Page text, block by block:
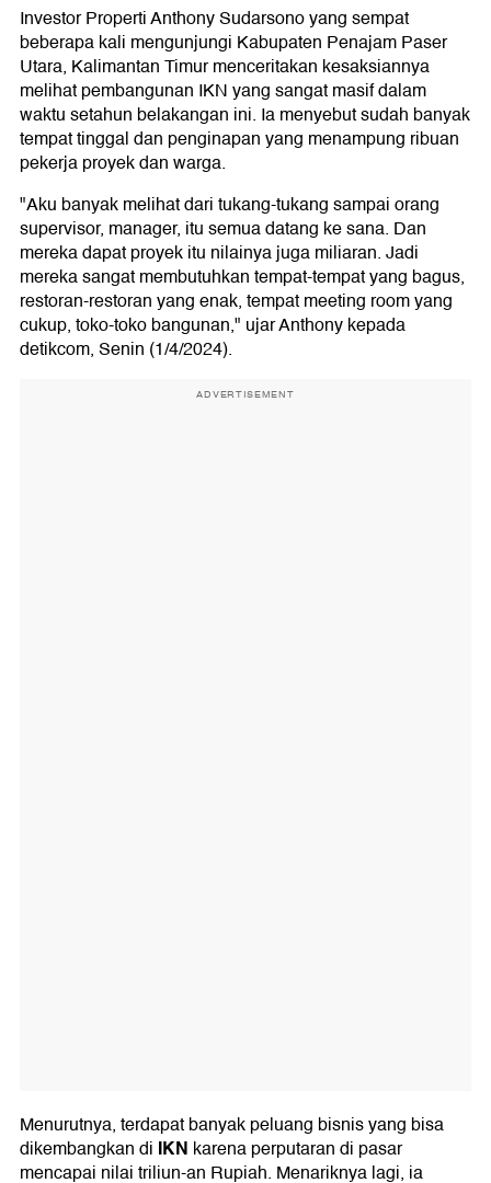
Investor Properti Anthony Sudarsono yang sempat
beberapa kali mengunjungi Kabupaten Penajam Paser
Utara, Kalimantan Timur menceritakan kesaksiannya
melihat pembangunan IKN yang sangat masif dalam
waktu setahun belakangan ini. Ia menyebut sudah banyak
tempat tinggal dan penginapan yang menampung ribuan
pekerja proyek dan warga.
"Aku banyak melihat dari tukang-tukang sampai orang
supervisor, manager, itu semua datang ke sana. Dan
mereka dapat proyek itu nilainya juga miliaran. Jadi
mereka sangat membutuhkan tempat-tempat yang bagus,
restoran-restoran yang enak, tempat meeting room yang
cukup, toko-toko bangunan," ujar Anthony kepada
detikcom, Senin (1/4/2024).
ADVERTISEMENT
Menurutnya, terdapat banyak peluang bisnis yang bisa
dikembangkan di IKN karena perputaran di pasar
mencapai nilai triliun-an Rupiah. Menariknya lagi, ia